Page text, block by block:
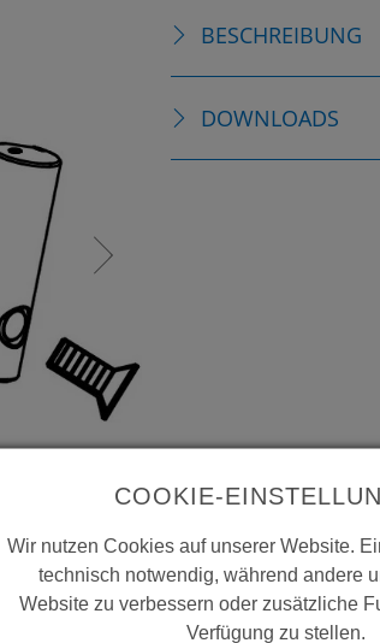
BESCHREIBUNG
DOWNLOADS
COOKIE-
Wir nutzen Cookies auf unserer Website.
technisch notwendig, während andere
Website zu verbessern oder zusätzliche
Verfügung zu stellen.